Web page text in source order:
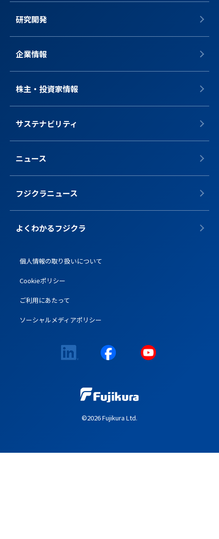
研究開発
企業情報
株主・投資家情報
サステナビリティ
ニュース
フジクラニュース
よくわかるフジクラ
個人情報の取り扱いについて
Cookieポリシー
ご利用にあたって
ソーシャルメディアポリシー
©2026 Fujikura Ltd.